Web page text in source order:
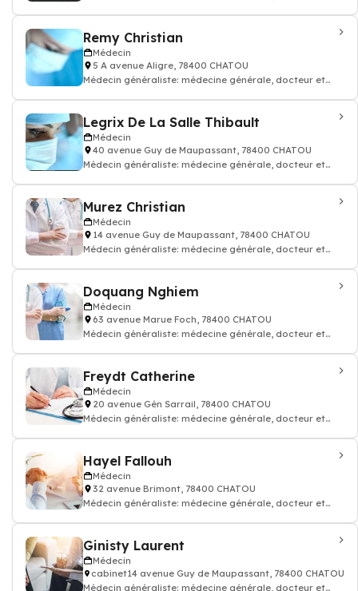
Remy Christian
Médecin
5 A avenue Aligre, 78400 CHATOU
Médecin généraliste: médecine générale, docteur et
Legrix De La Salle Thibault
Médecin
40 avenue Guy de Maupassant, 78400 CHATOU
Médecin généraliste: médecine générale, docteur et
Murez Christian
Médecin
14 avenue Guy de Maupassant, 78400 CHATOU
Médecin généraliste: médecine générale, docteur et
Doquang Nghiem
Médecin
63 avenue Marue Foch, 78400 CHATOU
Médecin généraliste: médecine générale, docteur et
Freydt Catherine
Médecin
20 avenue Gén Sarrail, 78400 CHATOU
Médecin généraliste: médecine générale, docteur et
Hayel Fallouh
Médecin
32 avenue Brimont, 78400 CHATOU
Médecin généraliste: médecine générale, docteur et
Ginisty Laurent
Médecin
cabinet14 avenue Guy de Maupassant, 78400 CHATOU
Médecin généraliste: médecine générale, docteur et